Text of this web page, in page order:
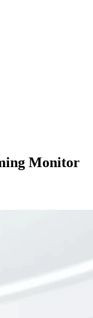
Monitor